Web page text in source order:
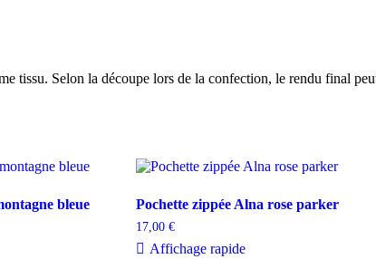
tissu. Selon la découpe lors de la confection, le rendu final
bleue Pochette zippée Alna rose parker
17,00 €
Affichage rapide